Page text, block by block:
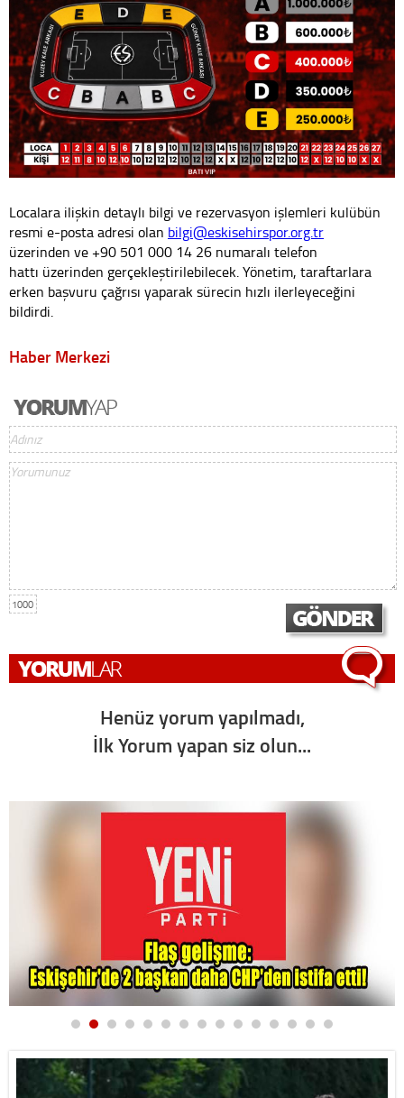
Localara ilişkin detaylı bilgi ve rezervasyon işlemleri kulübün
resmi e-posta adresi olan bilgi@eskisehirspor.org.tr
üzerinden ve +90 501 000 14 26 numaralı telefon
hattı üzerinden gerçekleştirilebilecek. Yönetim, taraftarlara
erken başvuru çağrısı yaparak sürecin hızlı ilerleyeceğini
bildirdi.
Haber Merkezi
1000
Henüz yorum yapılmadı,
İlk Yorum yapan siz olun...